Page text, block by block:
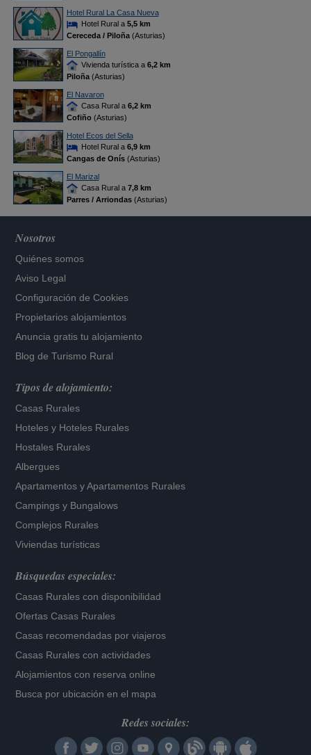
Hotel Rural La Casa Nueva
Hotel Rural a 5,5 km
Cereceda / Piloña(Asturias)
El Pongallín
Vivienda turística a 6,2 km
Piloña(Asturias)
El Navaron
Casa Rural a 6,2 km
Cofiño(Asturias)
Hotel Ecos del Sella
Hotel Rural a 6,9 km
Cangas de Onís(Asturias)
El Marizal
Casa Rural a 7,8 km
Parres / Arriondas(Asturias)
Nosotros
Quiénes somos
Aviso Legal
Configuración de Cookies
Propietarios alojamientos
Anuncia gratis tu alojamiento
Blog de Turismo Rural
Tipos de alojamiento:
Casas Rurales
Hoteles y Hoteles Rurales
Hostales Rurales
Albergues
Apartamentos yApartamentos Rurales
Campings y Bungalows
Complejos Rurales
Viviendas turísticas
Búsquedas especiales:
Casas Rurales con disponibilidad
Ofertas Casas Rurales
Casas recomendadas por viajeros
Casas Rurales con actividades
Alojamientos con reserva online
Busca por ubicación en el mapa
Redes sociales: